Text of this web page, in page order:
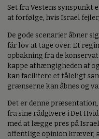
Set fra Vestens synspunkt
at forfølge, hvis Israel
De gode scenarier åbner
får lov at tage over. Et
opbakning fra de
kappe afhængigheden af
kan facilitere et tåleligt
grænserne kan åbnes og
Det er denne
fra sine rådgivere i Det
med at lægge pres på
offentlige opinion kræver,